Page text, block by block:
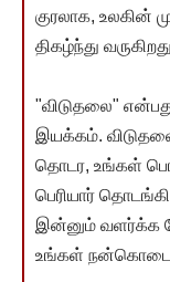
குரலாக, உலகின்
திகழ்ந்து
"விடுதலை"
இயக்கம்.
தொடர, உங்கள்
பெரியார்
இன்னும் வளர்க்க
உங்கள் நன்கொடை